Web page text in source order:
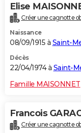
Elise
Créer une cagnotte
Naissance
08/09/1915 à Saint-
Décès
22/04/1974 à Saint-
Famille MAISONNET
Francois
Créer une cagnotte